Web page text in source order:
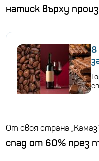
натиск върху
8
От своя страна
спад от 60% през